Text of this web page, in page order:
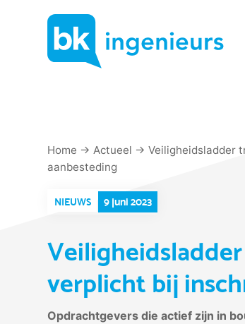
Home →Actueel →Veiligheidsladder
aanbesteding
NIEUWS 9 juni 2023
verplicht bij
Opdrachtgevers die actief zijn in